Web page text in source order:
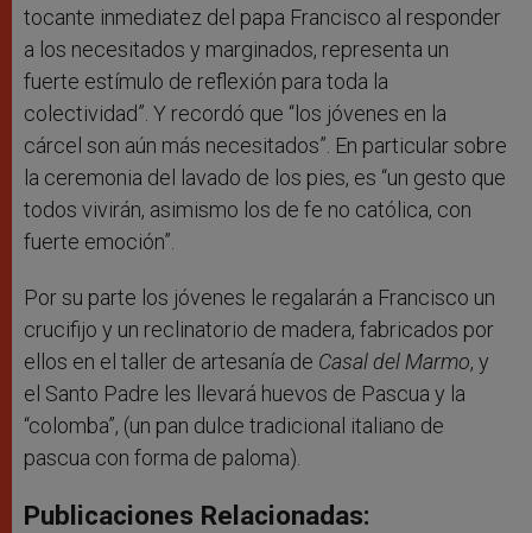
tocante inmediatez del papa Francisco al responder
a los necesitados y marginados, representa un
fuerte estímulo de reflexión para toda la
colectividad”. Y recordó que “los jóvenes en la
cárcel son aún más necesitados”. En particular sobre
la ceremonia del lavado de los pies, es “un gesto que
todos vivirán, asimismo los de fe no católica, con
fuerte emoción”.
Por su parte los jóvenes le regalarán a Francisco un
crucifijo y un reclinatorio de madera, fabricados por
ellos en el taller de artesanía de Casal del Marmo, y
el Santo Padre les llevará huevos de Pascua y la
“colomba”, (un pan dulce tradicional italiano de
pascua con forma de paloma).
Publicaciones Relacionadas: